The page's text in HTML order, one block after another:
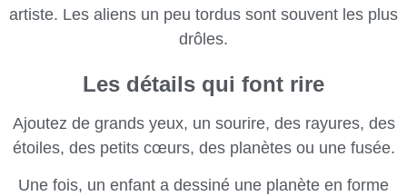
artiste. Les aliens un peu tordus sont souvent les plus
drôles.
Les détails qui font rire
Ajoutez de grands yeux, un sourire, des rayures, des
étoiles, des petits cœurs, des planètes ou une fusée.
Une fois, un enfant a dessiné une planète en forme